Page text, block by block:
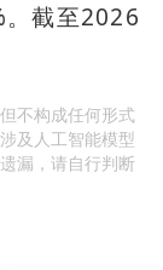
截至2026
不构成任何形式
及人工智能模型
漏，请自行判断